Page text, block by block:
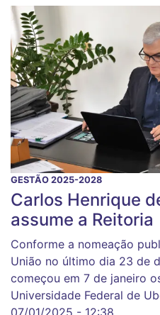
GESTÃO 2025-2028
Carlos Henrique
assume a Reitoria
Conforme a nomeação
União no último dia 23 de
começou em 7 de janeiro
Universidade Federal de
07/01/2025 - 12:38